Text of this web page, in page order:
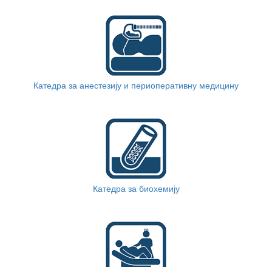
Катедра за анестезију и периоперативну медицину
Катедра за биохемију